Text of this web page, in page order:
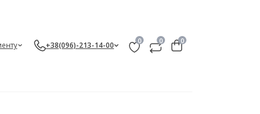
+38(096)-213-14-00 0 0 0